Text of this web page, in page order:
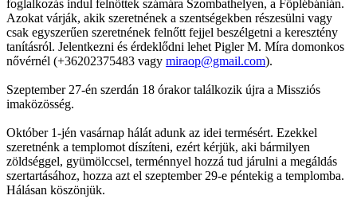
foglalkozás indul felnőttek számára Szombathelyen, a Főplébánián.
Azokat várják, akik szeretnének a szentségekben részesülni vagy
csak egyszerűen szeretnének felnőtt fejjel beszélgetni a keresztény
tanításról. Jelentkezni és érdeklődni lehet Pigler M. Míra domonkos
nővérnél (+36202375483 vagy miraop@gmail.com).
Szeptember 27-én szerdán 18 órakor találkozik újra a Missziós
imaközösség.
Október 1-jén vasárnap hálát adunk az idei termésért. Ezekkel
szeretnénk a templomot díszíteni, ezért kérjük, aki bármilyen
zöldséggel, gyümölccsel, terménnyel hozzá tud járulni a megáldás
szertartásához, hozza azt el szeptember 29-e péntekig a templomba.
Hálásan köszönjük.